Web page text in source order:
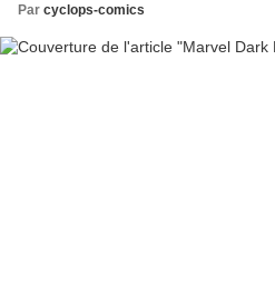
Par cyclops-comics